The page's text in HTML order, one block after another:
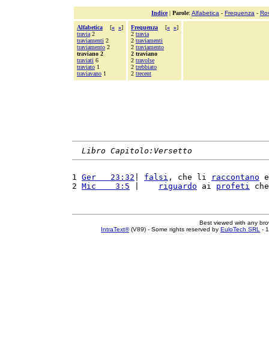
Indice| Parole: Alfabetica - Frequenza -
Alfabetica [« »]
travia 2
traviamenti 2
traviamento 2
traviano 2
traviati 6
traviato 1
traviavano 1
Frequenza [« »]
2 travia
2 traviamenti
2 traviamento
2 traviano
2 travolse
2 trebbiato
2 trecent
Libro Capitolo:Versetto
1 Ger   23:32 falsi , che li raccontano
2 Mic    3:5 riguardo ai profeti
Best viewed with any
IntraText®(V89) - Some rights reserved by EuloTech SRL -